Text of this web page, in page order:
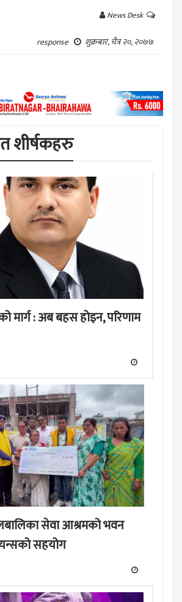
News Desk
response
शुक्रबार, चैत्र २०, २०७७
शीर्षकहरु
मार्ग : अब बहस होइन, परिणाम
सेवा आश्रमको भवन
सहयोग